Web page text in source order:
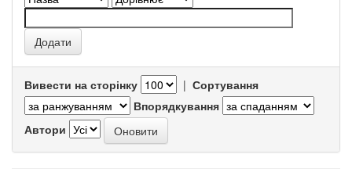
Вивести на сторінку | Сортування
Впорядкування
Автори